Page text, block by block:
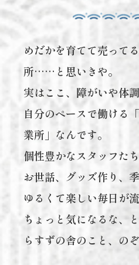
めだかを育てて売って
所……と思いきや。
実はここ、障がいや体
自分のペースで働ける
業所」なんです。
個性豊かなスタッフた
お世話、グッズ作り、
ゆるくて楽しい毎日が
ちょっと気になるな、
らすずの舎のこと、の